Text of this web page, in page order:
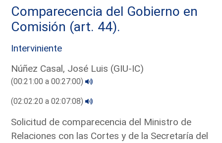
Comparecencia del Gobierno en
Comisión (art. 44).
Interviniente
Núñez Casal, José Luis (GIU-IC)
(00:21:00 a 00:27:00)
(02:02:20 a 02:07:08)
Solicitud de comparecencia del Ministro de
Relaciones con las Cortes y de la Secretaría del